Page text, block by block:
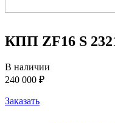
КПП ZF16 S
В наличии
240 000 ₽
Заказать